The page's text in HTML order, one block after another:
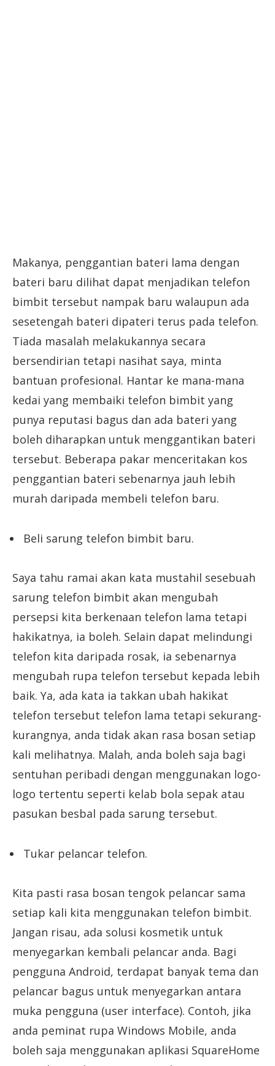
Makanya, penggantian bateri lama dengan
bateri baru dilihat dapat menjadikan telefon
bimbit tersebut nampak baru walaupun ada
sesetengah bateri dipateri terus pada telefon.
Tiada masalah melakukannya secara
bersendirian tetapi nasihat saya, minta
bantuan profesional. Hantar ke mana-mana
kedai yang membaiki telefon bimbit yang
punya reputasi bagus dan ada bateri yang
boleh diharapkan untuk menggantikan bateri
tersebut. Beberapa pakar menceritakan kos
penggantian bateri sebenarnya jauh lebih
murah daripada membeli telefon baru.
Beli sarung telefon bimbit baru.
Saya tahu ramai akan kata mustahil sesebuah
sarung telefon bimbit akan mengubah
persepsi kita berkenaan telefon lama tetapi
hakikatnya, ia boleh. Selain dapat melindungi
telefon kita daripada rosak, ia sebenarnya
mengubah rupa telefon tersebut kepada lebih
baik. Ya, ada kata ia takkan ubah hakikat
telefon tersebut telefon lama tetapi sekurang-
kurangnya, anda tidak akan rasa bosan setiap
kali melihatnya. Malah, anda boleh saja bagi
sentuhan peribadi dengan menggunakan logo-
logo tertentu seperti kelab bola sepak atau
pasukan besbal pada sarung tersebut.
Tukar pelancar telefon.
Kita pasti rasa bosan tengok pelancar sama
setiap kali kita menggunakan telefon bimbit.
Jangan risau, ada solusi kosmetik untuk
menyegarkan kembali pelancar anda. Bagi
pengguna Android, terdapat banyak tema dan
pelancar bagus untuk menyegarkan antara
muka pengguna (user interface). Contoh, jika
anda peminat rupa Windows Mobile, anda
boleh saja menggunakan aplikasi SquareHome